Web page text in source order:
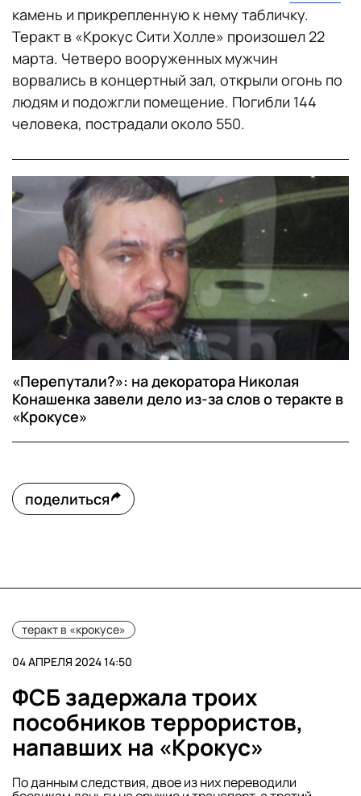
камень и прикрепленную к нему табличку.
Теракт в «Крокус Сити Холле» произошел 22
марта. Четверо вооруженных мужчин
ворвались в концертный зал, открыли огонь по
людям и подожгли помещение. Погибли 144
человека, пострадали около 550.
«Перепутали?»: на декоратора Николая
Конашенка завели дело из-за слов о теракте в
«Крокусе»
поделиться
теракт в «крокусе»
04 АПРЕЛЯ 2024 14:50
ФСБ задержала троих
пособников террористов,
напавших на «Крокус»
По данным следствия, двое из них переводили